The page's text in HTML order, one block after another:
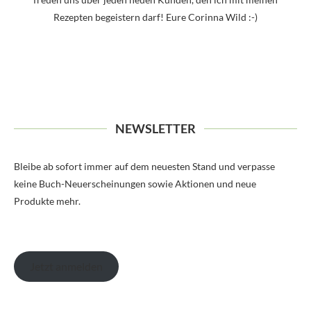
Rezepten begeistern darf! Eure Corinna Wild :-)
NEWSLETTER
Bleibe ab sofort immer auf dem neuesten Stand und verpasse
keine Buch-Neuerscheinungen sowie Aktionen und neue
Produkte mehr.